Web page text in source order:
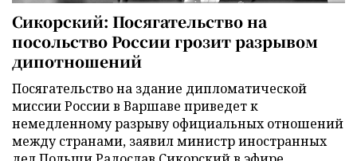
Сикорский: Посягательство на
посольство России грозит разрывом
дипотношений
Посягательство на здание дипломатической
миссии России в Варшаве приведет к
немедленному разрыву официальных отношений
между странами, заявил министр иностранных